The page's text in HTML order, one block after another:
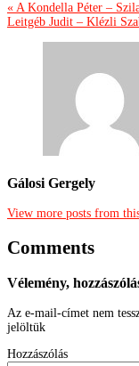
« A Kondella Péter –
Leitgéb Judit – Klézli
Gálosi Gergely
View more posts from
Comments
Vélemény,
Az e-mail-címet nem
jelöltük
Hozzászólás